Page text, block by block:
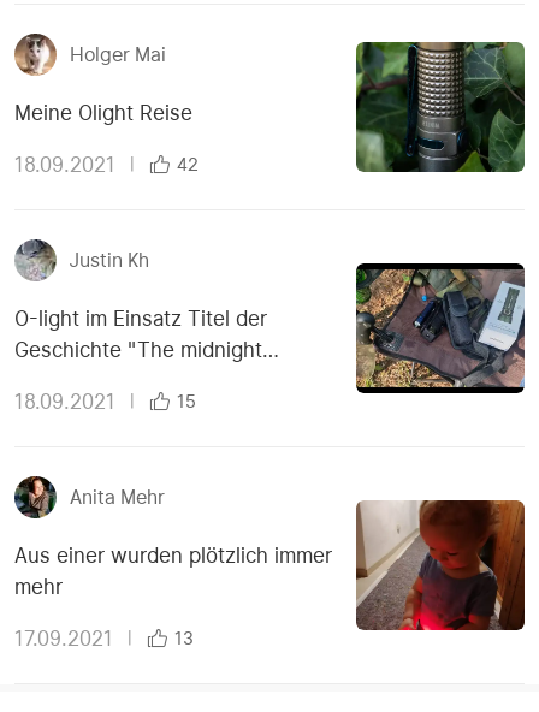
Holger Mai
Meine Olight Reise
18.09.2021 42
Justin Kh
O-light im Einsatz Titel der
Geschichte "The midnight
18.09.2021 15
Anita Mehr
Aus einer wurden plötzlich immer
mehr
17.09.2021 13